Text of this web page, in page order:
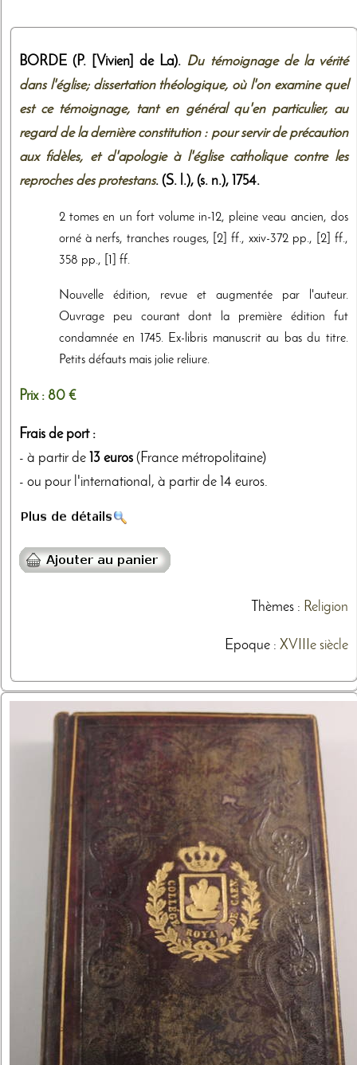
BORDE (P. [Vivien] de La). Du témoignage de la vérité
dans l'église; dissertation théologique, où l'on examine quel
est ce témoignage, tant en général qu'en particulier, au
regard de la dernière constitution : pour servir de précaution
aux fidèles, et d'apologie à l'église catholique contre les
reproches des protestans. (S. l.), (s. n.), 1754.
2 tomes en un fort volume in-12, pleine veau ancien, dos
orné à nerfs, tranches rouges, [2] ff., xxiv-372 pp., [2] ff.,
358 pp., [1] ff.
Nouvelle édition, revue et augmentée par l'auteur.
Ouvrage peu courant dont la première édition fut
condamnée en 1745. Ex-libris manuscrit au bas du titre.
Petits défauts mais jolie reliure.
Prix : 80 €
Frais de port :
- à partir de 13 euros (France métropolitaine)
- ou pour l'international, à partir de 14 euros.
Thèmes: Religion
Epoque : XVIIIe siècle